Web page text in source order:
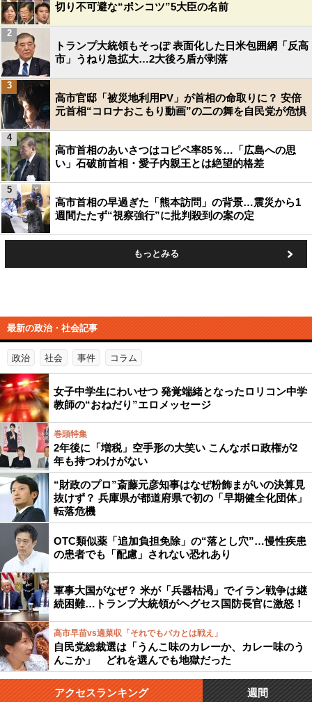
切り不可避な“ポンコツ”5大臣の名前
トランプ大統領もそっぽ 表面化した日米包囲網「反高
市」うねり急拡大…2大後ろ盾が剥落
2
高市官邸「被災地利用PV」が首相の命取りに？ 安倍
元首相“コロナおこもり動画”の二の舞を自民党が危惧
3
高市首相のあいさつはコピペ率85％…「広島への思
い」石破前首相・愛子内親王とは絶望的格差
4
高市首相の早過ぎた「熊本訪問」の背景…震災から1
週間たたず“視察強行”に批判殺到の案の定
5
もっとみる
最新の政治・社会記事
政治 社会 事件 コラム
女子中学生にわいせつ 発覚端緒となったロリコン中学
教師の“おねだり”エロメッセージ
巻頭特集
2年後に「増税」空手形の大笑い こんなボロ政権が2
年も持つわけがない
“財政のプロ”斎藤元彦知事はなぜ粉飾まがいの決算見
抜けず？ 兵庫県が都道府県で初の「早期健全化団体」
転落危機
OTC類似薬「追加負担免除」の“落とし穴”…慢性疾患
の患者でも「配慮」されない恐れあり
軍事大国がなぜ？ 米が「兵器枯渇」でイラン戦争は継
続困難…トランプ大統領がヘグセス国防長官に激怒！
高市早苗vs適菜収「それでもバカとは戦え」
自民党総裁選は「うんこ味のカレーか、カレー味のう
んこか」 どれを選んでも地獄だった
アクセスランキング 週間